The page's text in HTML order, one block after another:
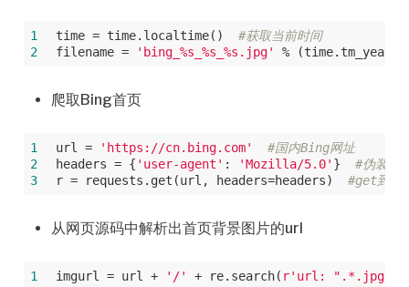
1 time = time.localtime() #获取当前时间
2
filename = 'bing_%s_%s_%s.jpg' % (time.tm_year,
爬取Bing首页
1 url = 'https://cn.bing.com'
#国内Bing网址
2
headers = { 'user-agent' : 'Mozilla/5.0' } #伪装成
3
r = requests.get(url, headers=headers) #get到网
从网页源码中解析出首页背景图片的url
1 imgurl = url + '/' + re.search( r'url: ".*.jpg"'